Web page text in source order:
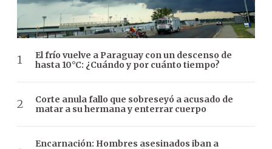
El frío vuelve a Paraguay con un descenso de
hasta 10°C: ¿Cuándo y por cuánto tiempo?
Corte anula fallo que sobreseyó a acusado de
matar a su hermana y enterrar cuerpo
Encarnación: Hombres asesinados iban a